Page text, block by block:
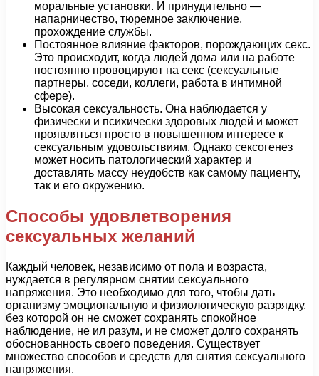
моральные установки. И принудительно —
напарничество, тюремное заключение,
прохождение службы.
Постоянное влияние факторов, порождающих секс.
Это происходит, когда людей дома или на работе
постоянно провоцируют на секс (сексуальные
партнеры, соседи, коллеги, работа в интимной
сфере).
Высокая сексуальность. Она наблюдается у
физически и психически здоровых людей и может
проявляться просто в повышенном интересе к
сексуальным удовольствиям. Однако сексогенез
может носить патологический характер и
доставлять массу неудобств как самому пациенту,
так и его окружению.
Способы удовлетворения
сексуальных желаний
Каждый человек, независимо от пола и возраста,
нуждается в регулярном снятии сексуального
напряжения. Это необходимо для того, чтобы дать
организму эмоциональную и физиологическую разрядку,
без которой он не сможет сохранять спокойное
наблюдение, не ил разум, и не сможет долго сохранять
обоснованность своего поведения. Существует
множество способов и средств для снятия сексуального
напряжения.